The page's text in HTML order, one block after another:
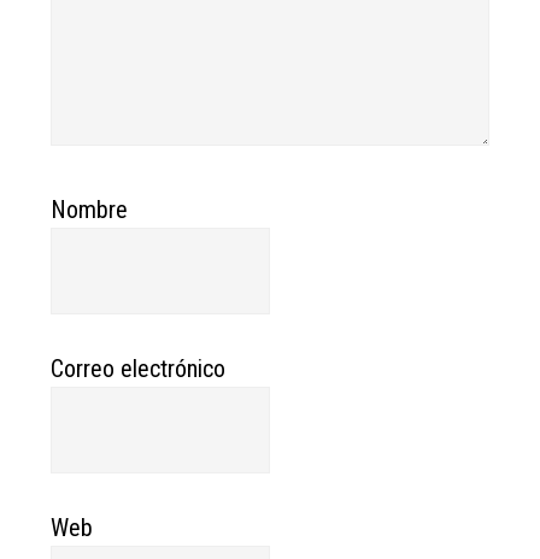
Nombre
Correo electrónico
Web